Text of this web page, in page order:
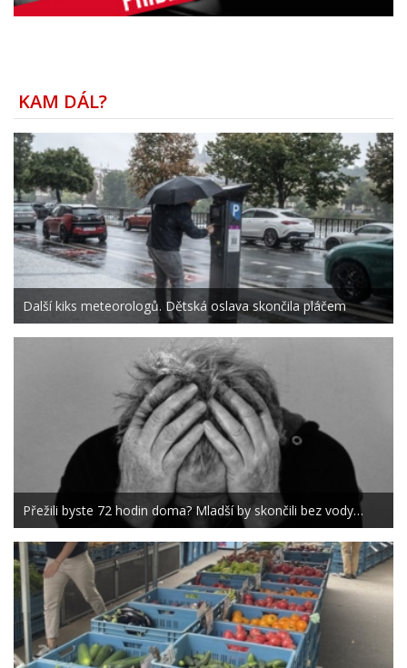
KAM DÁL?
Další kiks meteorologů. Dětská oslava skončila pláčem
Přežili byste 72 hodin doma? Mladší by skončili bez vody…